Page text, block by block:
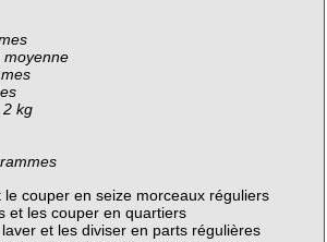
moyenne
kg
couper en seize morceaux réguliers
et les couper en quartiers
et les diviser en parts régulières